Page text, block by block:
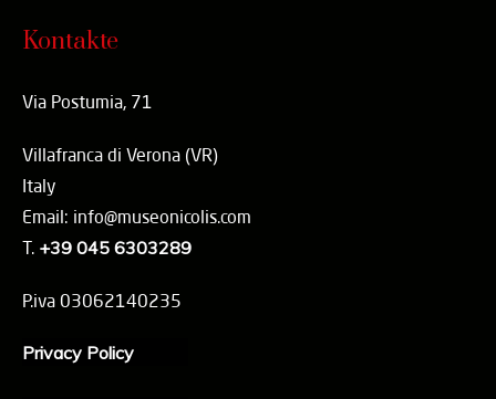
Kontakte
Via Postumia, 71
Villafranca di Verona (VR)
Italy
Email: info@museonicolis.com
T. +39 045 6303289
P.iva 03062140235
Privacy Policy